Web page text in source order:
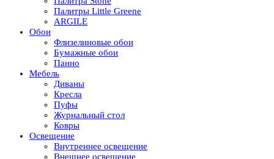
Палитры Little Greene
ARGILE
Обои
Флизелиновые обои
Бумажные обои
Панно
Мебель
Диваны
Кресла
Пуфы
Журнальный стол
Ковры
Освещение
Внутреннее освещение
Внешнее освещение